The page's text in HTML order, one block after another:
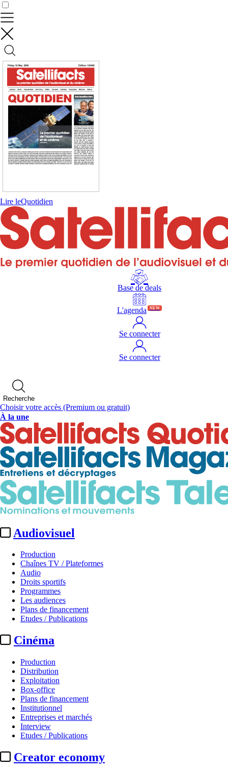
Lire leQuotidien
Base de deals
L'agenda NEW
Se connecter
Se connecter
Recherche
Choisir votre accès (Premium ou gratuit)
À la une
Audiovisuel
Production
Chaînes TV / Plateformes
Audio
Droits sportifs
Programmes
Les audiences
Plans de financement
Etudes / Publications
Cinéma
Production
Distribution
Exploitation
Box-office
Plans de financement
Institutionnel
Entreprises et marchés
Interview
Etudes / Publications
Creator economy
Contrôler vos données